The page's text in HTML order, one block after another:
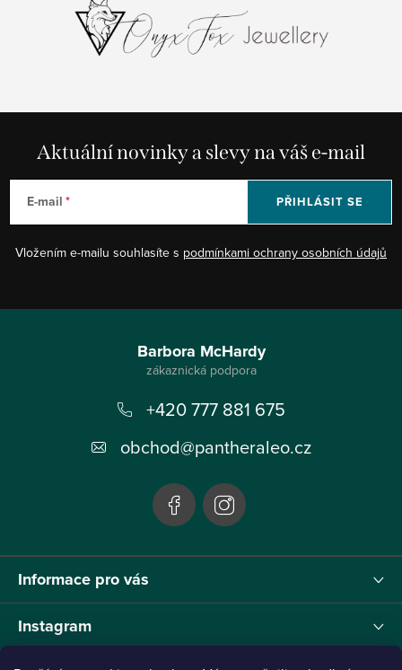
Aktuální novinky a slevy na váš e-mail
E-mail
Vložením e-mailu souhlasíte s podmínkami ochrany osobních údajů
PŘIHLÁSIT SE
Informace pro vás
Instagram
Barbora McHardy
+420 777 881 675
obchod@pantheraleo.cz